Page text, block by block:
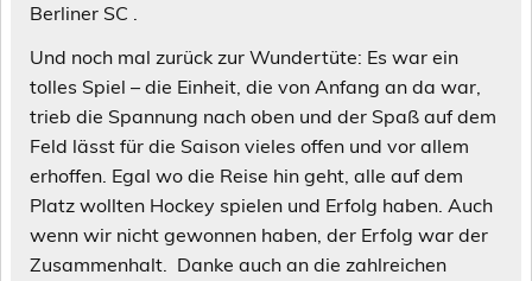
Berliner SC .
Und noch mal zurück zur Wundertüte: Es war ein
tolles Spiel – die Einheit, die von Anfang an da war,
trieb die Spannung nach oben und der Spaß auf dem
Feld lässt für die Saison vieles offen und vor allem
erhoffen. Egal wo die Reise hin geht, alle auf dem
Platz wollten Hockey spielen und Erfolg haben. Auch
wenn wir nicht gewonnen haben, der Erfolg war der
Zusammenhalt. Danke auch an die zahlreichen